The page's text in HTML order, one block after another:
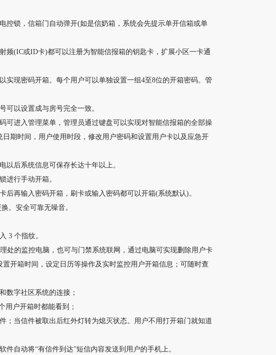
控锁， 信箱门 自动弹开(如是信奶箱，系统会先提示单开信箱或单
频(IC或ID卡)都可以注册为智能信报箱的钥匙卡，扩展小区一卡通
实现密码开箱。每个用户可以单独设置一组4至8位的开箱密码。管
可以设置成与房号完全一致。
可进入管理菜单，管理员通过键盘可以实现对智能信报箱的全部操
期时间，用户使用时段，修改用户密码和设置用户卡以及应急开
以后系统信息可保存长达十年以上。
进行手动开箱。
再输入密码开箱，刷卡或输入密码都可以开箱(系统默认)。
。安全可靠无噪音。
3 个指纹。
处的监控电脑，也可与门禁系统联网，通过电脑可实现删除用户卡
开箱时间，设定日历等操作及实时监控用户开箱信息；可随时查
数字社区系统的连接；
用户开箱时都能看到；
；当信件被取出后红外灯转为熄灭状态。用户不用打开箱门就知道
自动将“有信件到达”短信内容发送到用户的手机上。